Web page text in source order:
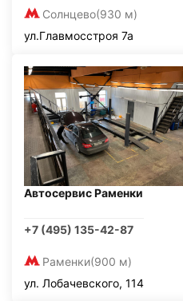
Солнцево(930 м)
ул.Главмосстроя 7а
Автосервис Раменки
+7 (495) 135-42-87
Раменки(900 м)
ул. Лобачевского, 114